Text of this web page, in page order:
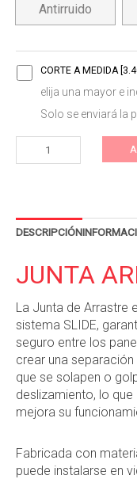
Antirruido
CORTE A MEDIDA
elija una mayor e
Solo se enviará la
DESCRIPCIÓN
JUNTA
La Junta de Arrastre
sistema SLIDE,
seguro entre los
crear una
que se solapen o
deslizamiento, lo
mejora su
Fabricada con
puede instalarse en